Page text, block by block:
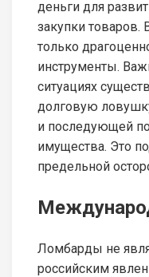
деньги для
закупки товаров.
только
инструменты.
ситуациях
долговую
и последующей
имущества. Это
предельной
Ломбарды не
российским